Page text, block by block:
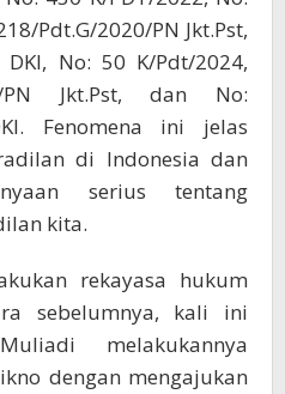
Pdt.G/2020/PN Jkt.Pst,
DKI, No: 50 K/Pdt/2024,
PN Jkt.Pst, dan No:
Fenomena ini jelas
di Indonesia dan
serius tentang
kita.
rekayasa hukum
sebelumnya, kali ini
melakukannya
dengan mengajukan